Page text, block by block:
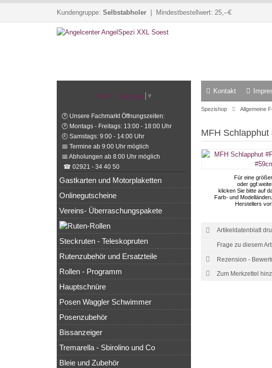
Kundengruppe: Selbstabholer | Mindestbestellwert: 25,--€
Kontakt
Spezishop Allgemeine
MFH
Für eine
oder
klicken Sie bitte auf
Farb- und
Herstellers
Artikeldatenblatt
Frage zu diesem
Rezension -
Select Language ▼
🕐 Unsere Fachmarkt Öffnungszeiten:
🕐 Montags - Freitags: 13:00 - 18:00 Uhr
🕘 Samstags: 9:00 - 14:00 Uhr
📅 Termine ab 9:00 Uhr möglich
📅 Abholungen ab 8:00 Uhr möglich
☎ 02921 - 34 40 50
Gastkarten und Motorplaketten
Onlinegutscheine
Vereins- Überraschungspakete
Steckruten - Teleskopruten
Rutenzubehör und Ersatzteile
Rollen - Programm
Hauptschnüre
Posen Waggler Schwimmer
Posenzubehör
Bissanzeiger
Tremarella - Sbirolino und Co
Bleie und Zubehör